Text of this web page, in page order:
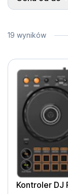
19 wyników
Kontroler DJ